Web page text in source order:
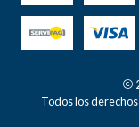
Todos los